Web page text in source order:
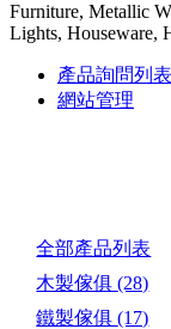
Furniture, Metallic
Lights, Houseware,
產品詢問列表
網站管理
全部產品列表
木製傢俱(28)
鐵製傢俱(17)